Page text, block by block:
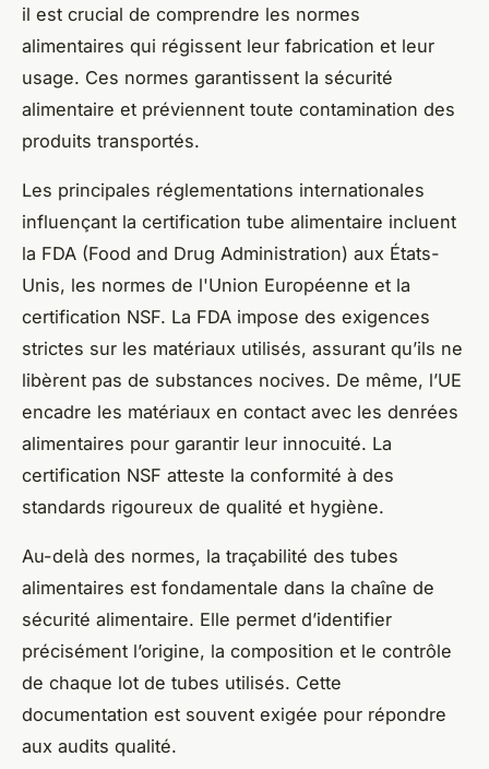
il est crucial de comprendre les normes
alimentaires qui régissent leur fabrication et leur
usage. Ces normes garantissent la sécurité
alimentaire et préviennent toute contamination des
produits transportés.
Les principales réglementations internationales
influençant la certification tube alimentaire incluent
la FDA (Food and Drug Administration) aux États-
Unis, les normes de l'Union Européenne et la
certification NSF. La FDA impose des exigences
strictes sur les matériaux utilisés, assurant qu’ils ne
libèrent pas de substances nocives. De même, l’UE
encadre les matériaux en contact avec les denrées
alimentaires pour garantir leur innocuité. La
certification NSF atteste la conformité à des
standards rigoureux de qualité et hygiène.
Au-delà des normes, la traçabilité des tubes
alimentaires est fondamentale dans la chaîne de
sécurité alimentaire. Elle permet d’identifier
précisément l’origine, la composition et le contrôle
de chaque lot de tubes utilisés. Cette
documentation est souvent exigée pour répondre
aux audits qualité.